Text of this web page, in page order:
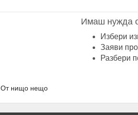
Имаш нужда
Избери
Заяви
Разбери
От нищо нещо